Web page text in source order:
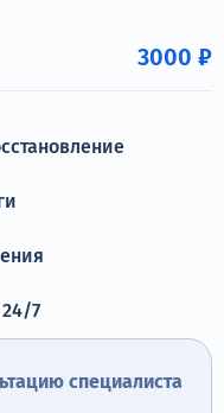
3000 ₽
7
специалиста